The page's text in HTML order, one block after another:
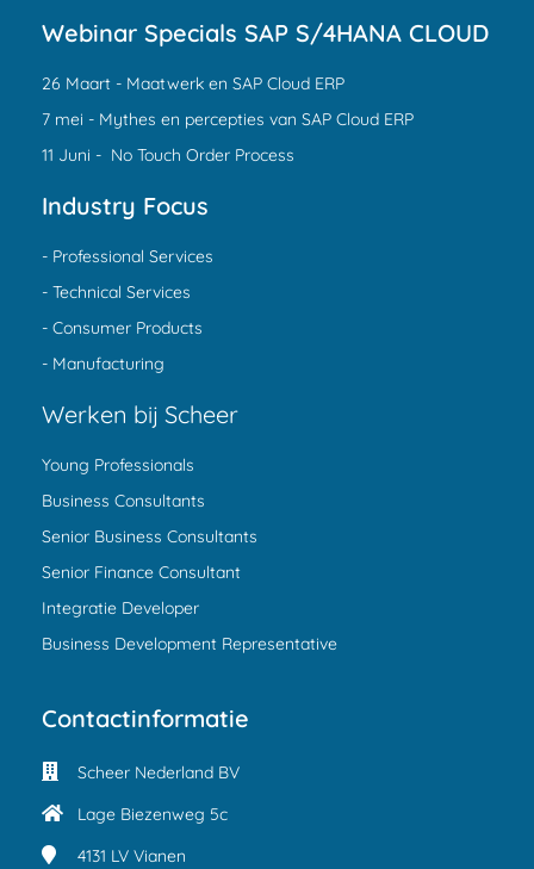
Webinar Specials SAP S/4HANA CLOUD
26 Maart - Maatwerk en SAP Cloud ERP
7 mei - Mythes en percepties van SAP Cloud ERP
11 Juni - No Touch Order Process
Industry Focus
- Professional Services
- Technical Services
- Consumer Products
- Manufacturing
Werken bij Scheer
Young Professionals
Business Consultants
Senior Business Consultants
Senior Finance Consultant
Integratie Developer
Business Development Representative
Contactinformatie
Scheer Nederland BV
Lage Biezenweg 5c
4131 LV Vianen